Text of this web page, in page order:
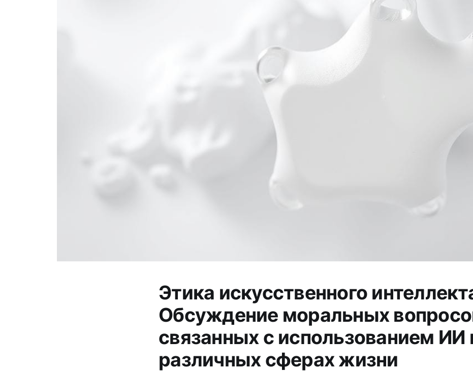
Этика искусственного
Обсуждение моральных
связанных с использованием ИИ
различных сферах жизни